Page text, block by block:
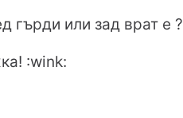
гърди или зад врат е ?
:wink: